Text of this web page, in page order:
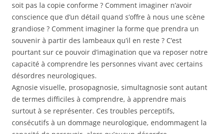
soit pas la copie conforme ? Comment imaginer n’avoir
conscience que d’un détail quand s’offre à nous une scène
grandiose ? Comment imaginer la forme que prendra un
souvenir à partir des lambeaux qu’il en reste ? C’est
pourtant sur ce pouvoir d’imagination que va reposer notre
capacité à comprendre les personnes vivant avec certains
désordres neurologiques.
Agnosie visuelle, prosopagnosie, simultagnosie sont autant
de termes difficiles à comprendre, à apprendre mais
surtout à se représenter. Ces troubles perceptifs,
consécutifs à un dommage neurologique, endommagent la